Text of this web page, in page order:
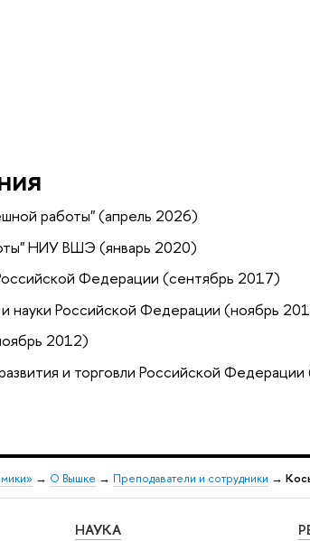
работы" (апрель 2026)
НИУ ВШЭ (январь 2020)
Федерации (сентябрь 2017)
науки Российской Федерации (ноябрь
2012)
и торговли Российской Федерации
→ О Вышке → Преподаватели и сотрудники →
НАУКА